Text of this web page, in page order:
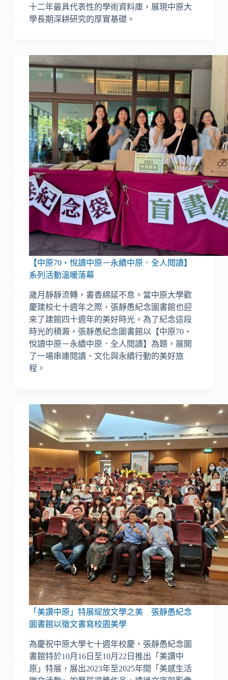
十二年最具代表性的學術資料庫，展現中原大
學長期深耕研究的厚實基礎。
【中原70・悅讀中原－永續中原．全人閱讀】
系列活動溫暖落幕
歲月靜靜流轉，書香綿延不息。當中原大學歡
慶建校七十週年之際，張靜愚紀念圖書館也迎
來了建館四十週年的美好時光。為了紀念這段
時光的積澱，張靜愚紀念圖書館以【中原70・
悅讀中原－永續中原．全人閱讀】為題，展開
了一場串連閱讀、文化與永續行動的美好旅
程。
「美讚中原」特展綻放文學之美 張靜愚紀念
圖書館以徵文書寫校園美學
為慶祝中原大學七十週年校慶，張靜愚紀念圖
書館特於10月16日至10月22日推出「美讚中
原」特展，展出2023年至2025年間「美感生活